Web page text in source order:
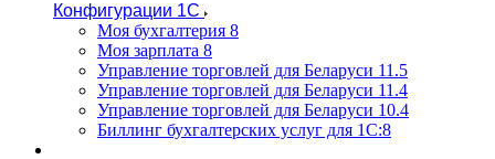
Конфигурации 1С
Моя бухгалтерия 8
Моя зарплата 8
Управление торговлей для Беларуси 11.5
Управление торговлей для Беларуси 11.4
Управление торговлей для Беларуси 10.4
Биллинг бухгалтерских услуг для 1С:8